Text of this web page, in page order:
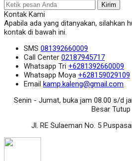
Kirim
Kontak Kami
Apabila ada yang ditanyakan, silahkan
kontak di bawah ini.
SMS 081392660009
Call Center 02187945717
Whatsapp Tri +6281392660009
Whatsapp Moya +628159029109
Email kamp.kaleng@gmail.com
Senin - Jumat, buka jam 08.00 s/d
Besar Tutup
Jl. RE Sulaeman No. 5